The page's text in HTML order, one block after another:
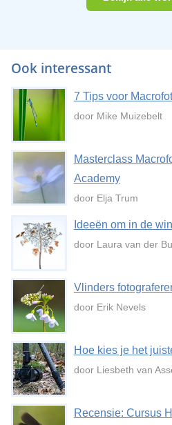
Ook interessant
7 Tips voor
door Mike Muizebelt
Masterclass
Academy
door Elja Trum
Ideeën om in de
door Laura van der
Vlinders
door Erik Nevels
Hoe kies je het
door Liesbeth van
Recensie: Cursus